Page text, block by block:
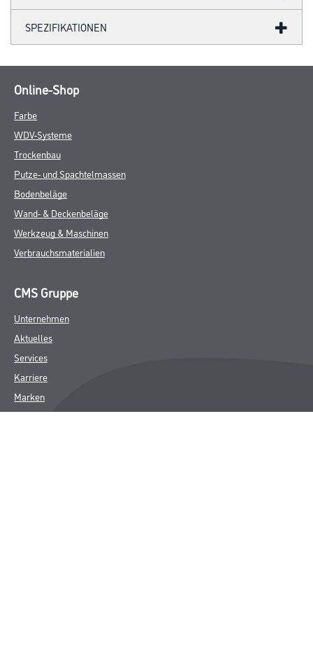
SPEZIFIKATIONEN
Online-Shop
Farbe
WDV-Systeme
Trockenbau
Putze- und Spachtelmassen
Bodenbeläge
Wand- & Deckenbeläge
Werkzeug & Maschinen
Verbrauchsmaterialien
CMS Gruppe
Unternehmen
Aktuelles
Services
Karriere
Marken
FAQ